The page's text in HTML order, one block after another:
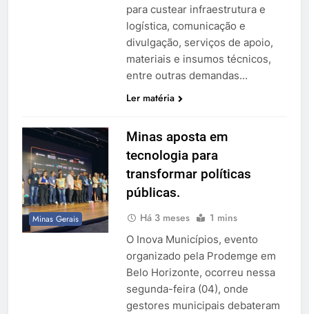
para custear infraestrutura e
logística, comunicação e
divulgação, serviços de apoio,
materiais e insumos técnicos,
entre outras demandas…
Ler matéria
Minas Gerais
Minas aposta em
tecnologia para
transformar políticas
públicas.
Há 3 meses 1 mins
O Inova Municípios, evento
organizado pela Prodemge em
Belo Horizonte, ocorreu nessa
segunda-feira (04), onde
gestores municipais debateram